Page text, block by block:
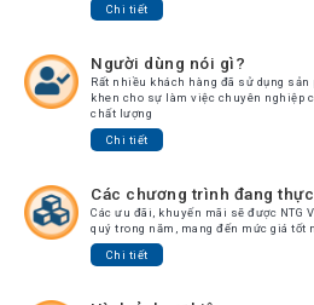
Chi tiết
Người dùng nói gì?
Rất nhiều khách hàng đã sử dụng sản
khen cho sự làm việc chuyên nghiệp
chất lượng
Chi tiết
Các chương trình đang
Các ưu đãi, khuyến mãi sẽ được NTG
quý trong năm, mang đến mức giá tốt
Chi tiết